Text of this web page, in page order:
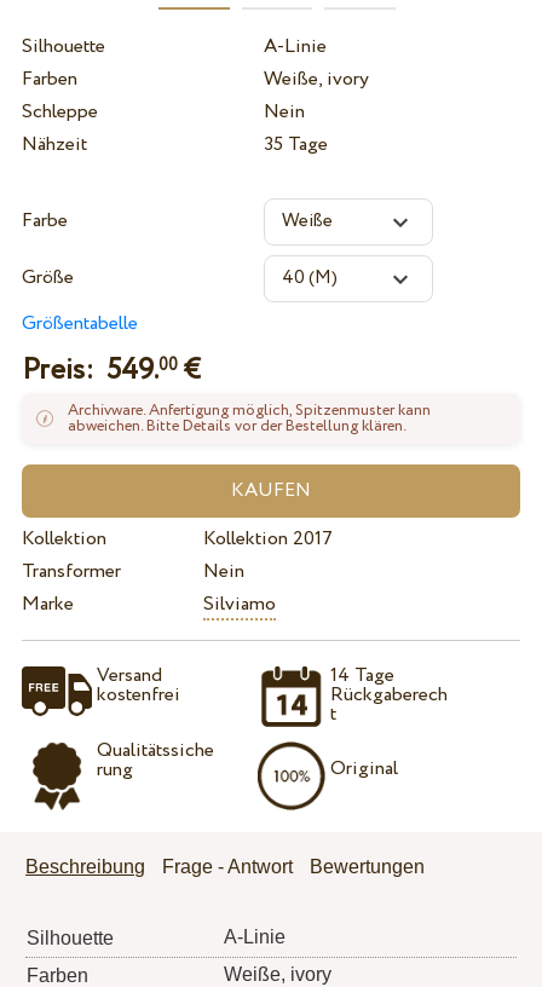
Silhouette
A-Linie
Farben
Weiße, ivory
Schleppe
Nein
Nähzeit
35 Tage
Farbe
Größe
Größentabelle
Preis: 549.00€
Archivware. Anfertigung möglich, Spitzenmuster kann
abweichen. Bitte Details vor der Bestellung klären.
Kollektion
Kollektion 2017
Transformer
Nein
Marke
Silviamo
Versand
kostenfrei
Qualitätssiche
rung
14 Tage
Rückgaberech
t
Original
Beschreibung Frage - Antwort Bewertungen
Silhouette
A-Linie
Farben
Weiße, ivory